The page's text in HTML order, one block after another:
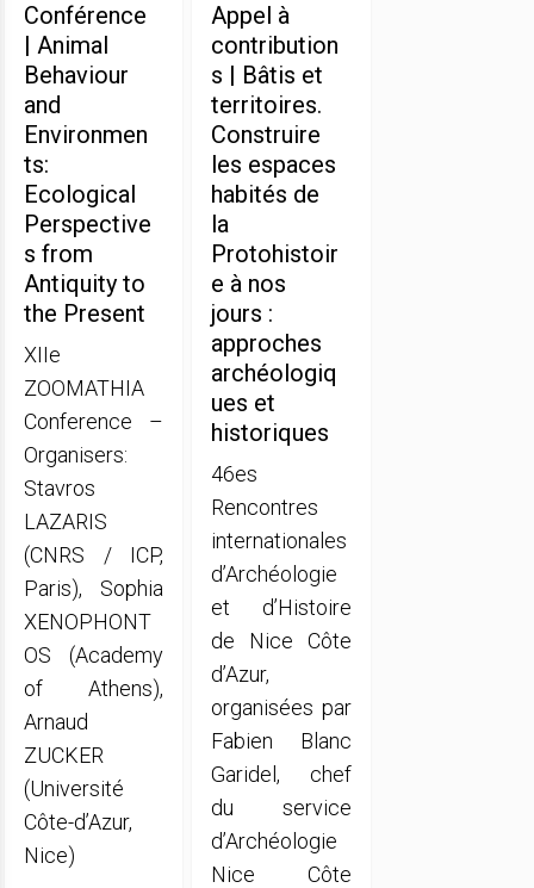
Conférence
| Animal
Behaviour
and
Environmen
ts:
Ecological
Perspective
s from
Antiquity to
the Present
XIIe
ZOOMATHIA
Conference –
Organisers:
Stavros
LAZARIS
(CNRS / ICP,
Paris), Sophia
XENOPHONT
OS (Academy
of Athens),
Arnaud
ZUCKER
(Université
Côte-d’Azur,
Nice)
Appel à
contribution
s | Bâtis et
territoires.
Construire
les espaces
habités de
la
Protohistoir
e à nos
jours :
approches
archéologiq
ues et
historiques
46es
Rencontres
internationales
d’Archéologie
et d’Histoire
de Nice Côte
d’Azur,
organisées par
Fabien Blanc
Garidel, chef
du service
d’Archéologie
Nice Côte